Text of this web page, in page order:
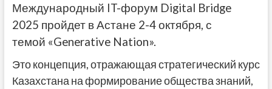
Международный IT-форум Digital Bridge
2025 пройдет в Астане 2-4 октября, с
темой «Generative Nation».
Это концепция, отражающая стратегический курс
Казахстана на формирование общества знаний,